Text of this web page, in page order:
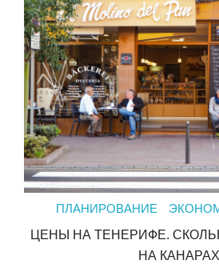
ПЛАНИРОВАНИЕ
ЦЕНЫ НА ТЕНЕРИФЕ.
НА КАНАРАХ